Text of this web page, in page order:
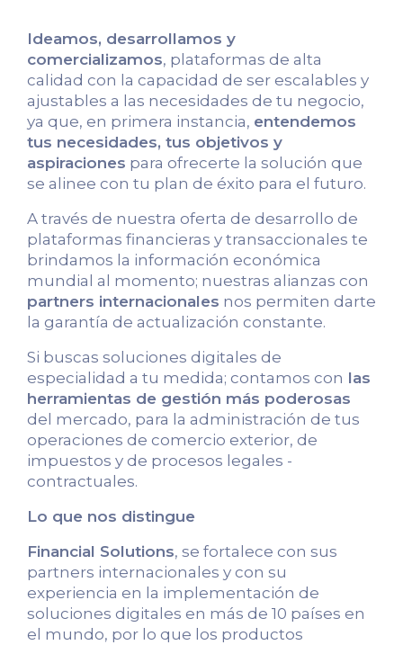
Ideamos, desarrollamos y
comercializamos, plataformas de alta
calidad con la capacidad de ser escalables y
ajustables a las necesidades de tu negocio,
ya que, en primera instancia, entendemos
tus necesidades, tus objetivos y
aspiraciones para ofrecerte la solución que
se alinee con tu plan de éxito para el futuro.
A través de nuestra oferta de desarrollo de
plataformas financieras y transaccionales te
brindamos la información económica
mundial al momento; nuestras alianzas con
partners internacionales nos permiten darte
la garantía de actualización constante.
Si buscas soluciones digitales de
especialidad a tu medida; contamos con las
herramientas de gestión más poderosas
del mercado, para la administración de tus
operaciones de comercio exterior, de
impuestos y de procesos legales -
contractuales.
Lo que nos distingue
Financial Solutions, se fortalece con sus
partners internacionales y con su
experiencia en la implementación de
soluciones digitales en más de 10 países en
el mundo, por lo que los productos